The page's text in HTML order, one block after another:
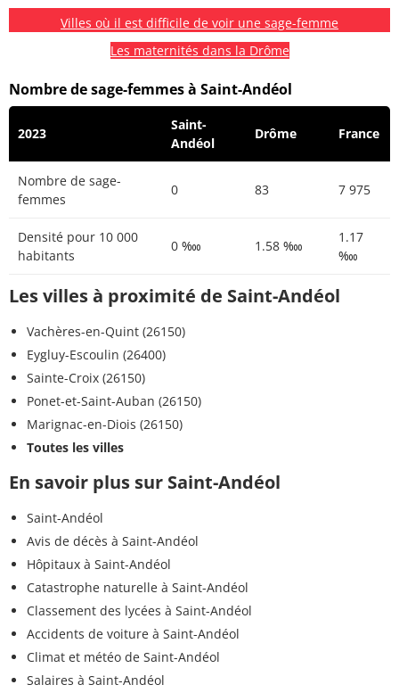
Villes où il est difficile de voir une sage-femme
Les maternités dans la Drôme
Nombre de sage-femmes à Saint-Andéol
2023
Saint-
Andéol
Drôme France
Nombre de sage-
femmes
0 83 7 975
Densité pour 10 000
habitants
0 ‱ 1.58 ‱
1.17
‱
Les villes à proximité de Saint-Andéol
Vachères-en-Quint (26150)
Eygluy-Escoulin (26400)
Sainte-Croix (26150)
Ponet-et-Saint-Auban (26150)
Marignac-en-Diois (26150)
Toutes les villes
En savoir plus sur Saint-Andéol
Saint-Andéol
Avis de décès à Saint-Andéol
Hôpitaux à Saint-Andéol
Catastrophe naturelle à Saint-Andéol
Classement des lycées à Saint-Andéol
Accidents de voiture à Saint-Andéol
Climat et météo de Saint-Andéol
Salaires à Saint-Andéol